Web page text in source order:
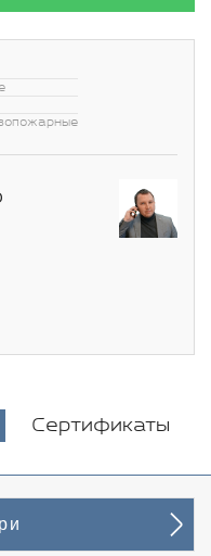
Сертификаты